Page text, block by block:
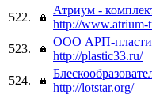
522.
Атриум -
http://www.atrium-
523.
ООО АРП-пластик
http://plastic33.ru/
524.
http://lotstar.org/